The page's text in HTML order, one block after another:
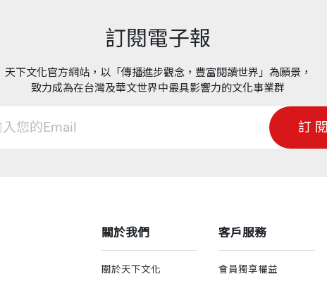
訂閱電子報
天下文化官方網站，以「傳播進步觀念，豐富閱讀世界」為願景，
致力成為在台灣及華文世界中最具影響力的文化事業群
訂閱
關於我們
關於天下文化
客戶服務
會員獨享權益